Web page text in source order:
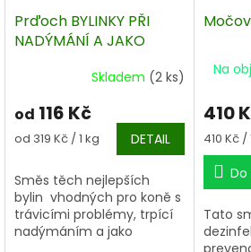
Prďoch BYLINKY PŘI
NADÝMÁNÍ A JAKO
Skladem (2 ks)
od 116 Kč
Měrná
od 319 Kč / 1 kg DETAIL
Směs těch nejlepších
bylin vhodných pro koně s
trávicími problémy, trpící
nadýmáním a jako
Na
410
Měrná
cena:
410 Kč /
Do
Tato